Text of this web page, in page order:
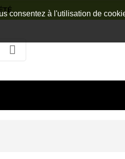
consentez à l'utilisation de